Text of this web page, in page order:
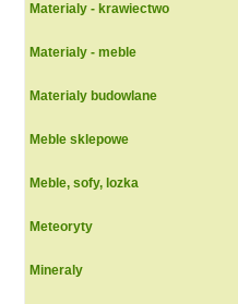
Materialy - krawiectwo
Materialy - meble
Materialy budowlane
Meble sklepowe
Meble, sofy, lozka
Meteoryty
Mineraly